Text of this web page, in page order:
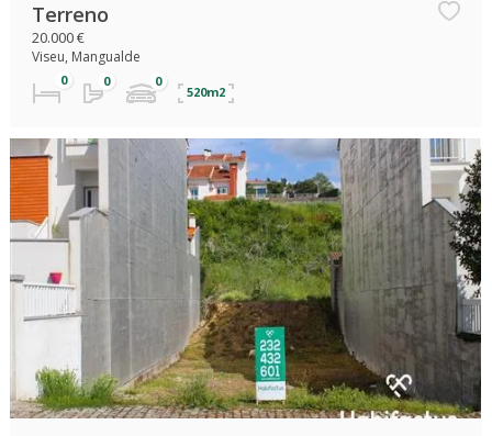
Terreno
20.000 €
Viseu, Mangualde
520m2